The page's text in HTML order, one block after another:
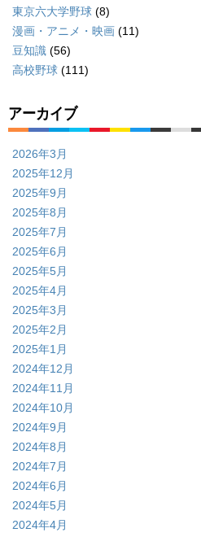
東京六大学野球 (8)
漫画・アニメ・映画 (11)
豆知識 (56)
高校野球 (111)
アーカイブ
2026年3月
2025年12月
2025年9月
2025年8月
2025年7月
2025年6月
2025年5月
2025年4月
2025年3月
2025年2月
2025年1月
2024年12月
2024年11月
2024年10月
2024年9月
2024年8月
2024年7月
2024年6月
2024年5月
2024年4月